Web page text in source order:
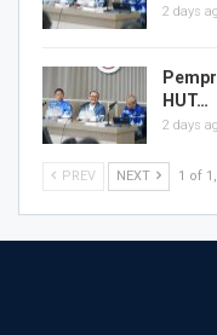
2 days
HUT…
2 days
PREV NEXT 1 of